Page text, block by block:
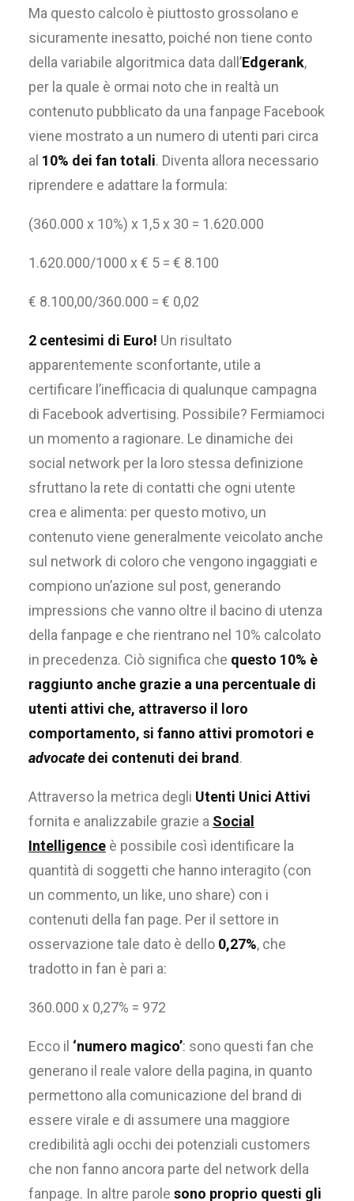
Ma questo calcolo è piuttosto grossolano e
sicuramente inesatto, poiché non tiene conto
della variabile algoritmica data dall’Edgerank,
per la quale è ormai noto che in realtà un
contenuto pubblicato da una fanpage Facebook
viene mostrato a un numero di utenti pari circa
al 10% dei fan totali. Diventa allora necessario
riprendere e adattare la formula:
(360.000 x 10%) x 1,5 x 30 = 1.620.000
1.620.000/1000 x € 5 = € 8.100
€ 8.100,00/360.000 = € 0,02
2 centesimi di Euro! Un risultato
apparentemente sconfortante, utile a
certificare l’inefficacia di qualunque campagna
di Facebook advertising. Possibile? Fermiamoci
un momento a ragionare. Le dinamiche dei
social network per la loro stessa definizione
sfruttano la rete di contatti che ogni utente
crea e alimenta: per questo motivo, un
contenuto viene generalmente veicolato anche
sul network di coloro che vengono ingaggiati e
compiono un’azione sul post, generando
impressions che vanno oltre il bacino di utenza
della fanpage e che rientrano nel 10% calcolato
in precedenza. Ciò significa che questo 10% è
raggiunto anche grazie a una percentuale di
utenti attivi che, attraverso il loro
comportamento, si fanno attivi promotori e
advocate dei contenuti dei brand .
Attraverso la metrica degli Utenti Unici Attivi
fornita e analizzabile grazie a Social
Intelligence è possibile così identificare la
quantità di soggetti che hanno interagito (con
un commento, un like, uno share) con i
contenuti della fan page. Per il settore in
osservazione tale dato è dello 0,27%, che
tradotto in fan è pari a:
360.000 x 0,27% = 972
Ecco il ‘numero magico’: sono questi fan che
generano il reale valore della pagina, in quanto
permettono alla comunicazione del brand di
essere virale e di assumere una maggiore
credibilità agli occhi dei potenziali customers
che non fanno ancora parte del network della
fanpage. In altre parole sono proprio questi gli